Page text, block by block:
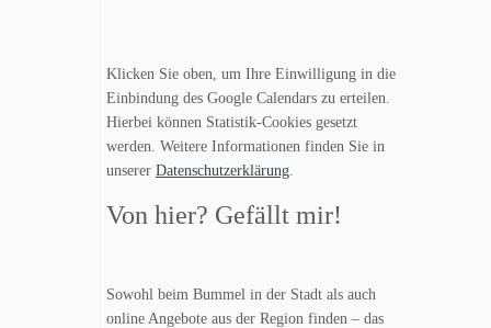
Klicken Sie oben, um Ihre Einwilligung in die
Einbindung des Google Calendars zu erteilen.
Hierbei können Statistik-Cookies gesetzt
werden. Weitere Informationen finden Sie in
unserer Datenschutzerklärung.
Von hier? Gefällt mir!
Sowohl beim Bummel in der Stadt als auch
online Angebote aus der Region finden – das